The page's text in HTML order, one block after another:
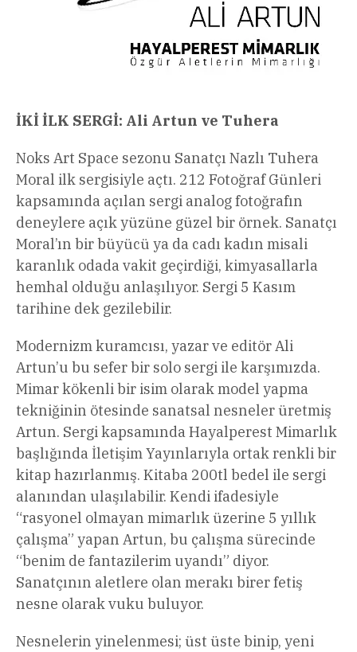
İKİ İLK SERGİ: Ali Artun ve Tuhera
Noks Art Space sezonu Sanatçı Nazlı Tuhera
Moral ilk sergisiyle açtı. 212 Fotoğraf Günleri
kapsamında açılan sergi analog fotoğrafın
deneylere açık yüzüne güzel bir örnek. Sanatçı
Moral’ın bir büyücü ya da cadı kadın misali
karanlık odada vakit geçirdiği, kimyasallarla
hemhal olduğu anlaşılıyor. Sergi 5 Kasım
tarihine dek gezilebilir.
Modernizm kuramcısı, yazar ve editör Ali
Artun’u bu sefer bir solo sergi ile karşımızda.
Mimar kökenli bir isim olarak model yapma
tekniğinin ötesinde sanatsal nesneler üretmiş
Artun. Sergi kapsamında Hayalperest Mimarlık
başlığında İletişim Yayınlarıyla ortak renkli bir
kitap hazırlanmış. Kitaba 200tl bedel ile sergi
alanından ulaşılabilir. Kendi ifadesiyle
“rasyonel olmayan mimarlık üzerine 5 yıllık
çalışma” yapan Artun, bu çalışma sürecinde
“benim de fantazilerim uyandı” diyor.
Sanatçının aletlere olan merakı birer fetiş
nesne olarak vuku buluyor.
Nesnelerin yinelenmesi; üst üste binip, yeni